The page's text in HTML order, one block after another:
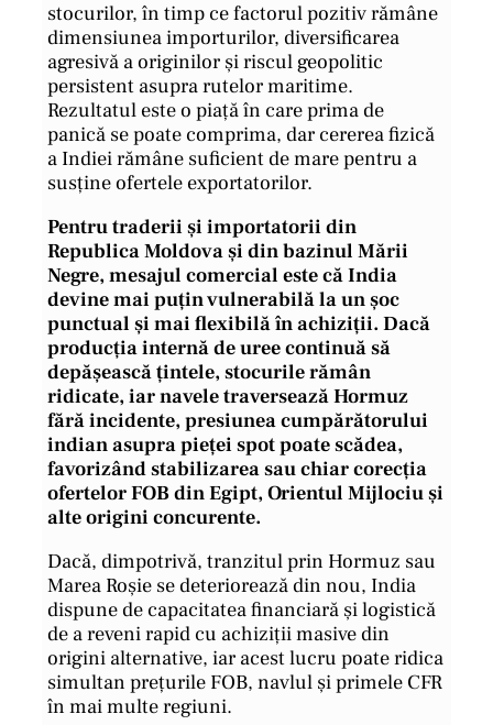
stocurilor, în timp ce factorul pozitiv rămâne
dimensiunea importurilor, diversificarea
agresivă a originilor și riscul geopolitic
persistent asupra rutelor maritime.
Rezultatul este o piață în care prima de
panică se poate comprima, dar cererea fizică
a Indiei rămâne suficient de mare pentru a
susține ofertele exportatorilor.
Pentru traderii și importatorii din
Republica Moldova și din bazinul Mării
Negre, mesajul comercial este că India
devine mai puțin vulnerabilă la un șoc
punctual și mai flexibilă în achiziții. Dacă
producția internă de uree continuă să
depășească țintele, stocurile rămân
ridicate, iar navele traversează Hormuz
fără incidente, presiunea cumpărătorului
indian asupra pieței spot poate scădea,
favorizând stabilizarea sau chiar corecția
ofertelor FOB din Egipt, Orientul Mijlociu și
alte origini concurente.
Dacă, dimpotrivă, tranzitul prin Hormuz sau
Marea Roșie se deteriorează din nou, India
dispune de capacitatea financiară și logistică
de a reveni rapid cu achiziții masive din
origini alternative, iar acest lucru poate ridica
simultan prețurile FOB, navlul și primele CFR
în mai multe regiuni.